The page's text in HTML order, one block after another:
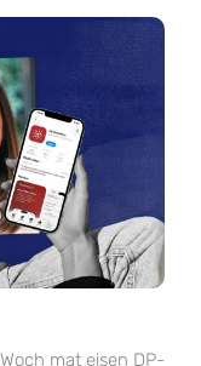
mat eisen DP-